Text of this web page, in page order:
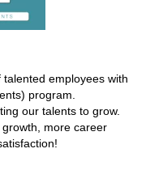
employees with
program.
our talents to grow.
more career